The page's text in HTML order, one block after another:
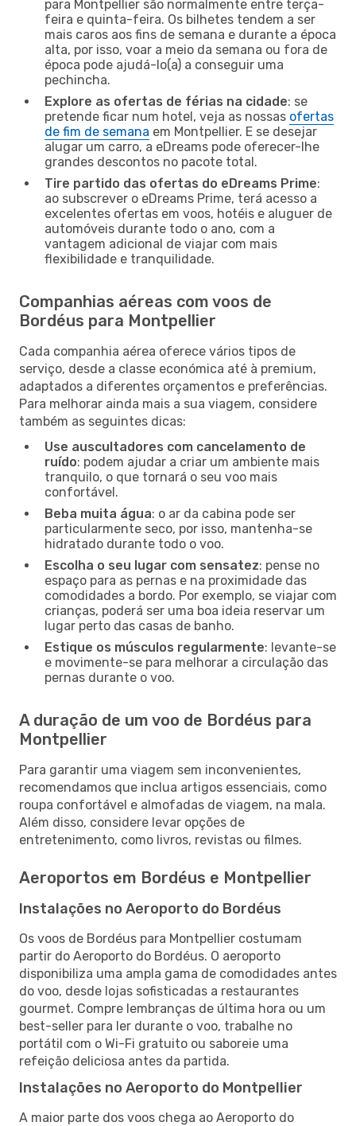
para Montpellier são normalmente entre terça-
feira e quinta-feira. Os bilhetes tendem a ser
mais caros aos fins de semana e durante a época
alta, por isso, voar a meio da semana ou fora de
época pode ajudá-lo(a) a conseguir uma
pechincha.
Explore as ofertas de férias na cidade: se
pretende ficar num hotel, veja as nossas ofertas
de fim de semana em Montpellier. E se desejar
alugar um carro, a eDreams pode oferecer-lhe
grandes descontos no pacote total.
Tire partido das ofertas do eDreams Prime:
ao subscrever o eDreams Prime, terá acesso a
excelentes ofertas em voos, hotéis e aluguer de
automóveis durante todo o ano, com a
vantagem adicional de viajar com mais
flexibilidade e tranquilidade.
Companhias aéreas com voos de
Bordéus para Montpellier
Cada companhia aérea oferece vários tipos de
serviço, desde a classe económica até à premium,
adaptados a diferentes orçamentos e preferências.
Para melhorar ainda mais a sua viagem, considere
também as seguintes dicas:
Use auscultadores com cancelamento de
ruído: podem ajudar a criar um ambiente mais
tranquilo, o que tornará o seu voo mais
confortável.
Beba muita água: o ar da cabina pode ser
particularmente seco, por isso, mantenha-se
hidratado durante todo o voo.
Escolha o seu lugar com sensatez: pense no
espaço para as pernas e na proximidade das
comodidades a bordo. Por exemplo, se viajar com
crianças, poderá ser uma boa ideia reservar um
lugar perto das casas de banho.
Estique os músculos regularmente: levante-se
e movimente-se para melhorar a circulação das
pernas durante o voo.
A duração de um voo de Bordéus para
Montpellier
Para garantir uma viagem sem inconvenientes,
recomendamos que inclua artigos essenciais, como
roupa confortável e almofadas de viagem, na mala.
Além disso, considere levar opções de
entretenimento, como livros, revistas ou filmes.
Aeroportos em Bordéus e Montpellier
Instalações no Aeroporto do Bordéus
Os voos de Bordéus para Montpellier costumam
partir do Aeroporto do Bordéus. O aeroporto
disponibiliza uma ampla gama de comodidades antes
do voo, desde lojas sofisticadas a restaurantes
gourmet. Compre lembranças de última hora ou um
best-seller para ler durante o voo, trabalhe no
portátil com o Wi-Fi gratuito ou saboreie uma
refeição deliciosa antes da partida.
Instalações no Aeroporto do Montpellier
A maior parte dos voos chega ao Aeroporto do